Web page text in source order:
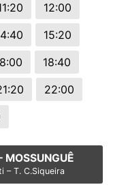
12:00
15:20
18:40
22:00
MOSSUNGUÊ
– T. C.Siqueira